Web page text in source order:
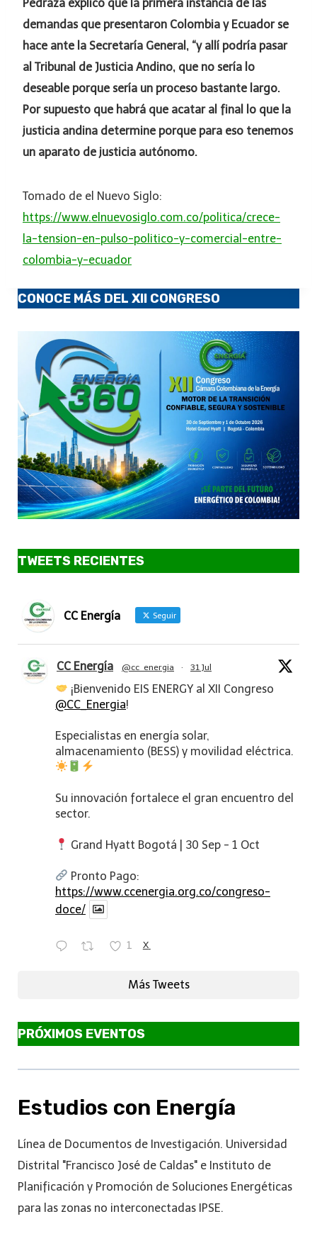
Pedraza explicó que la primera instancia de las
demandas que presentaron Colombia y Ecuador se
hace ante la Secretaría General, “y allí podría pasar
al Tribunal de Justicia Andino, que no sería lo
deseable porque sería un proceso bastante largo.
Por supuesto que habrá que acatar al final lo que la
justicia andina determine porque para eso tenemos
un aparato de justicia autónomo.
Tomado de el Nuevo Siglo:
https://www.elnuevosiglo.com.co/politica/crece-
la-tension-en-pulso-politico-y-comercial-entre-
colombia-y-ecuador
CONOCE MÁS DEL XII CONGRESO
TWEETS RECIENTES
CC Energía Seguir
CC Energía @cc_energia · 31 Jul
¡Bienvenido EIS ENERGY al XII Congreso
@CC_Energia!
Especialistas en energía solar,
almacenamiento (BESS) y movilidad eléctrica.
Su innovación fortalece el gran encuentro del
sector.
Grand Hyatt Bogotá | 30 Sep - 1 Oct
Pronto Pago:
https://www.ccenergia.org.co/congreso-
doce/
1 X
Más Tweets
PRÓXIMOS EVENTOS
Estudios con Energía
Línea de Documentos de Investigación. Universidad
Distrital "Francisco José de Caldas" e Instituto de
Planificación y Promoción de Soluciones Energéticas
para las zonas no interconectadas IPSE.